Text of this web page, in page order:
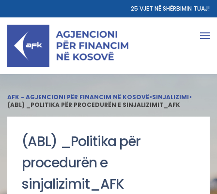
25 VJET NË SHËRBIMIN TUAJ!
AFK - AGJENCIONI PËR FINANCIM NË KOSOVË>SINJALIZIMI>
(ABL) _POLITIKA PËR PROCEDURËN E SINJALIZIMIT_AFK
(ABL) _Politika për
procedurën e
sinjalizimit_AFK